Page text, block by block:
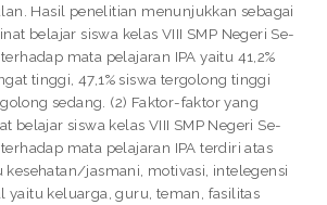
Hasil penelitian menunjukkan sebagai
belajar siswa kelas VIII SMP Negeri Se-
mata pelajaran IPA yaitu 41,2%
tinggi, 47,1% siswa tergolong tinggi
sedang. (2) Faktor-faktor yang
belajar siswa kelas VIII SMP Negeri Se-
mata pelajaran IPA terdiri atas
kesehatan/jasmani, motivasi, intelegensi
yaitu keluarga, guru, teman, fasilitas